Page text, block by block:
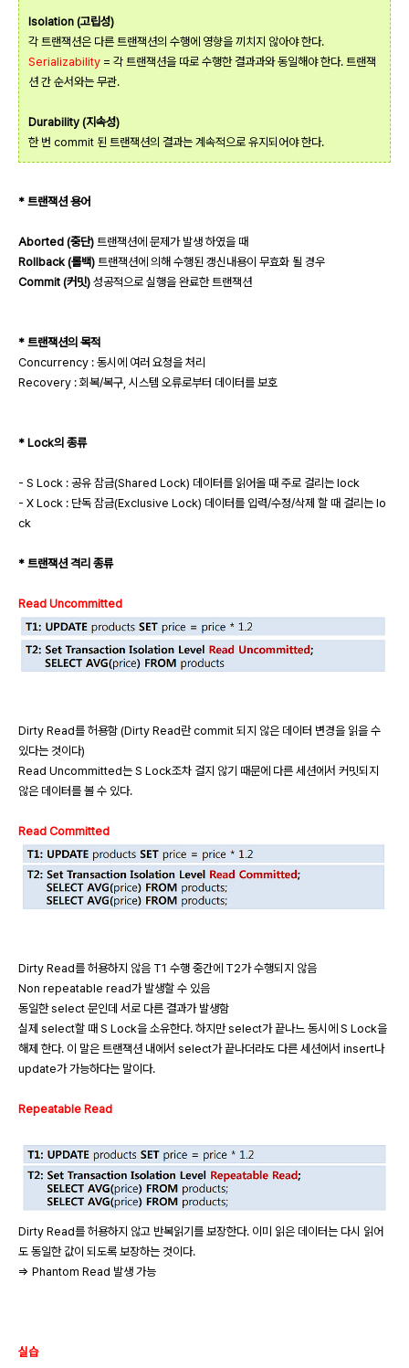
Isolation (고립성)
각 트랜잭션은 다른 트랜잭션의 수행에 영향을 끼치지 않아야 한다.
Serializability = 각 트랜잭션을 따로 수행한 결과과와 동일해야 한다. 트랜잭
션 간 순서와는 무관.
Durability (지속성)
한 번 commit 된 트랜잭션의 결과는 계속적으로 유지되어야 한다.
* 트랜잭션 용어
Aborted (중단) 트랜잭션에 문제가 발생 하였을 때
Rollback (롤백) 트랜잭션에 의해 수행된 갱신내용이 무효화 될 경우
Commit (커밋) 성공적으로 실행을 완료한 트랜잭션
* 트랜잭션의 목적
Concurrency : 동시에 여러 요청을 처리
Recovery : 회복/복구, 시스템 오류로부터 데이터를 보호
* Lock의 종류
- S Lock : 공유 잠금(Shared Lock) 데이터를 읽어올 때 주로 걸리는 lock
- X Lock : 단독 잠금(Exclusive Lock) 데이터를 입력/수정/삭제 할 때 걸리는 lo
ck
* 트랜잭션 격리 종류
Read Uncommitted
Dirty Read를 허용함 (Dirty Read란 commit 되지 않은 데이터 변경을 읽을 수
있다는 것이다)
Read Uncommitted는 S Lock조차 걸지 않기 때문에 다른 세션에서 커밋되지
않은 데이터를 볼 수 있다.
Read Committed
Dirty Read를 허용하지 않음 T1 수행 중간에 T2가 수행되지 않음
Non repeatable read가 발생할 수 있음
동일한 select 문인데 서로 다른 결과가 발생함
실제 select할 때 S Lock을 소유한다. 하지만 select가 끝나느 동시에 S Lock을
해제 한다. 이 말은 트랜잭션 내에서 select가 끝나더라도 다른 세션에서 insert나
update가 가능하다는 말이다.
Repeatable Read
Dirty Read를 허용하지 않고 반복읽기를 보장한다. 이미 읽은 데이터는 다시 읽어
도 동일한 값이 되도록 보장하는 것이다.
=> Phantom Read 발생 가능
실습